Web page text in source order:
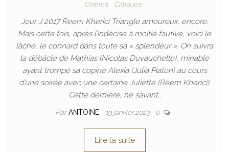
Cinéma Critiques
Jour J 2017 Reem Kherici Triangle amoureux, encore.
Mais cette fois, après l’indécise à moitié fautive, voici le
lâche, le connard dans toute sa « splendeur ». On suivra
la débâcle de Mathias (Nicolas Duvauchelle), minable
ayant trompé sa copine Alexia (Julia Piaton) au cours
d’une soirée avec une certaine Juliette (Reem Kherici).
Cette dernière, ne savant…
ParANTOINE 19 janvier 2023 0
Lire la suite